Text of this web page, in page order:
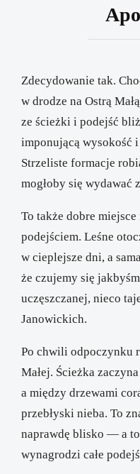
Zdecydowanie tak.
w drodze na Ostrą
ze ścieżki i podejść
imponującą wysokość
Strzeliste formacje
mogłoby się wydawać
To także dobre
podejściem. Leśne
w cieplejsze dni, a
że czujemy się
uczęszczanej, nieco
Janowickich.
Po chwili odpoczynku
Małej. Ścieżka
a między drzewami
przebłyski nieba. To
naprawdę blisko — a
wynagrodzi całe